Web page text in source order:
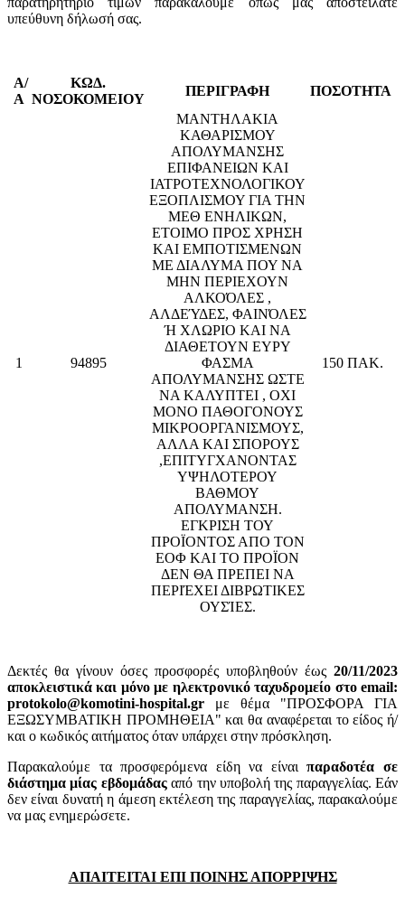
υπεύθυνη δήλωσή σας.
Α/
Α
ΚΩΔ.
ΝΟΣΟΚΟΜΕΙΟΥ
ΠΕΡΙΓΡΑΦΗ ΠΟΣΟΤΗΤΑ
1 94895
ΜΑΝΤΗΛΑΚΙΑ
ΚΑΘΑΡΙΣΜΟΥ
ΑΠΟΛΥΜΑΝΣΗΣ
ΕΠΙΦΑΝΕΙΩΝ ΚΑΙ
ΙΑΤΡΟΤΕΧΝΟΛΟΓΙΚΟΥ
ΕΞΟΠΛΙΣΜΟΥ ΓΙΑ ΤΗΝ
ΜΕΘ ΕΝΗΛΙΚΩΝ,
ΕΤΟΙΜΟ ΠΡΟΣ ΧΡΗΣΗ
ΚΑΙ ΕΜΠΟΤΙΣΜΕΝΩΝ
ΜΕ ΔΙΑΛΥΜΑ ΠΟΥ ΝΑ
ΜΗΝ ΠΕΡΙΕΧΟΥΝ
ΑΛΚΟΌΛΕΣ ,
ΑΛΔΕΎΔΕΣ, ΦΑΙΝΌΛΕΣ
Ή ΧΛΩΡΙΟ ΚΑΙ ΝΑ
ΔΙΑΘΕΤΟΥΝ ΕΥΡΥ
ΦΑΣΜΑ
ΑΠΟΛΥΜΑΝΣΗΣ ΩΣΤΕ
ΝΑ ΚΑΛΥΠΤΕΙ , ΟΧΙ
ΜΟΝΟ ΠΑΘΟΓΟΝΟΥΣ
ΜΙΚΡΟΟΡΓΑΝΙΣΜΟΥΣ,
ΑΛΛΑ ΚΑΙ ΣΠΟΡΟΥΣ
,ΕΠΙΤΥΓΧΑΝΟΝΤΑΣ
ΥΨΗΛΟΤΕΡΟΥ
ΒΑΘΜΟΥ
ΑΠΟΛΥΜΑΝΣΗ.
ΕΓΚΡΙΣΗ ΤΟΥ
ΠΡΟΪΟΝΤΟΣ ΑΠΟ ΤΟΝ
ΕΟΦ ΚΑΙ ΤΟ ΠΡΟΪΟΝ
ΔΕΝ ΘΑ ΠΡΕΠΕΙ ΝΑ
ΠΕΡΙΈΧΕΙ ΔΙΒΡΩΤΙΚΕΣ
ΟΥΣΊΕΣ.
150 ΠΑΚ.
Δεκτές θα γίνουν όσες προσφορές υποβληθούν έως 20/11/2023
αποκλειστικά και μόνο με ηλεκτρονικό ταχυδρομείο στο email:
protokolo@komotini-hospital.gr με θέμα "ΠΡΟΣΦΟΡΑ ΓΙΑ
ΕΞΩΣΥΜΒΑΤΙΚΗ ΠΡΟΜΗΘΕΙΑ" και θα αναφέρεται το είδος ή/
και ο κωδικός αιτήματος όταν υπάρχει στην πρόσκληση.
Παρακαλούμε τα προσφερόμενα είδη να είναιπαραδοτέα σε
διάστημα μίας εβδομάδαςαπό την υποβολή της παραγγελίας. Εάν
δεν είναι δυνατή η άμεση εκτέλεση της παραγγελίας, παρακαλούμε
να μας ενημερώσετε.
ΑΠΑΙΤΕΙΤΑΙ ΕΠΙ ΠΟΙΝΗΣ ΑΠΟΡΡΙΨΗΣ